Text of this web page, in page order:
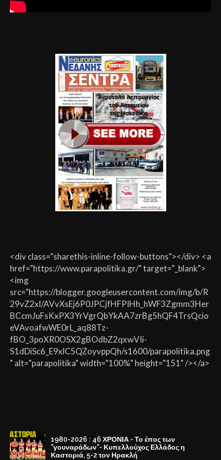
<div class="sharethis-inline-follow-buttons"></div> <a
href="https://www.parapolitika.gr/" target="_blank">
<img
src="https://blogger.googleusercontent.com/img/b/R
29vZ2xl/AVvXsEj6P0JPCjfHFPIHh_hWF3Zgmm3Her
BCcmJuFsKxPX3YrVgrQbYkAA7zrBg5hQF4TrsQcio
eVAvoafwWE0rL_aq88Tz-
fBO_3poXR0OSX2gBOdbZ2qxwVIi-
S1dDiSc6_E9xlC5QZoyvppQh/s1600/parapolitika.png
" alt="parapolitika" width="100%" height="151" /></a>
1980-2026 : 46 ΧΡΟΝΙΑ - Το έπος των
"γουναράδων"- Κυπελλούχος Ελλάδος η
Καστοριά, 5-2 τον Ηρακλή